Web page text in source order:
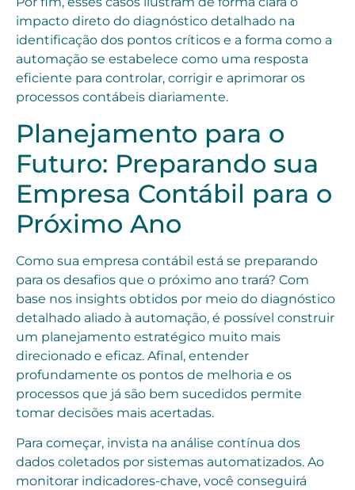
impacto direto do diagnóstico detalhado na
identificação dos pontos críticos e a forma como a
automação se estabelece como uma resposta
eficiente para controlar, corrigir e aprimorar os
processos contábeis diariamente.
Planejamento para o
Futuro: Preparando sua
Empresa Contábil para o
Próximo Ano
Como sua empresa contábil está se preparando
para os desafios que o próximo ano trará? Com
base nos insights obtidos por meio do diagnóstico
detalhado aliado à automação, é possível construir
um planejamento estratégico muito mais
direcionado e eficaz. Afinal, entender
profundamente os pontos de melhoria e os
processos que já são bem sucedidos permite
tomar decisões mais acertadas.
Para começar, invista na análise contínua dos
dados coletados por sistemas automatizados. Ao
monitorar indicadores-chave, você conseguirá